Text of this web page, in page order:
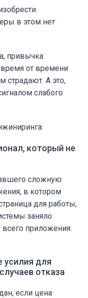
в этом нет
привычка
время от времени
страдают. А это,
слабого
который не
сложную
в котором
для работы,
заняло
приложения.
усилия для
отказа
если цена